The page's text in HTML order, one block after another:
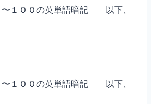
〜１００の英単語暗記 以下、
〜１００の英単語暗記 以下、